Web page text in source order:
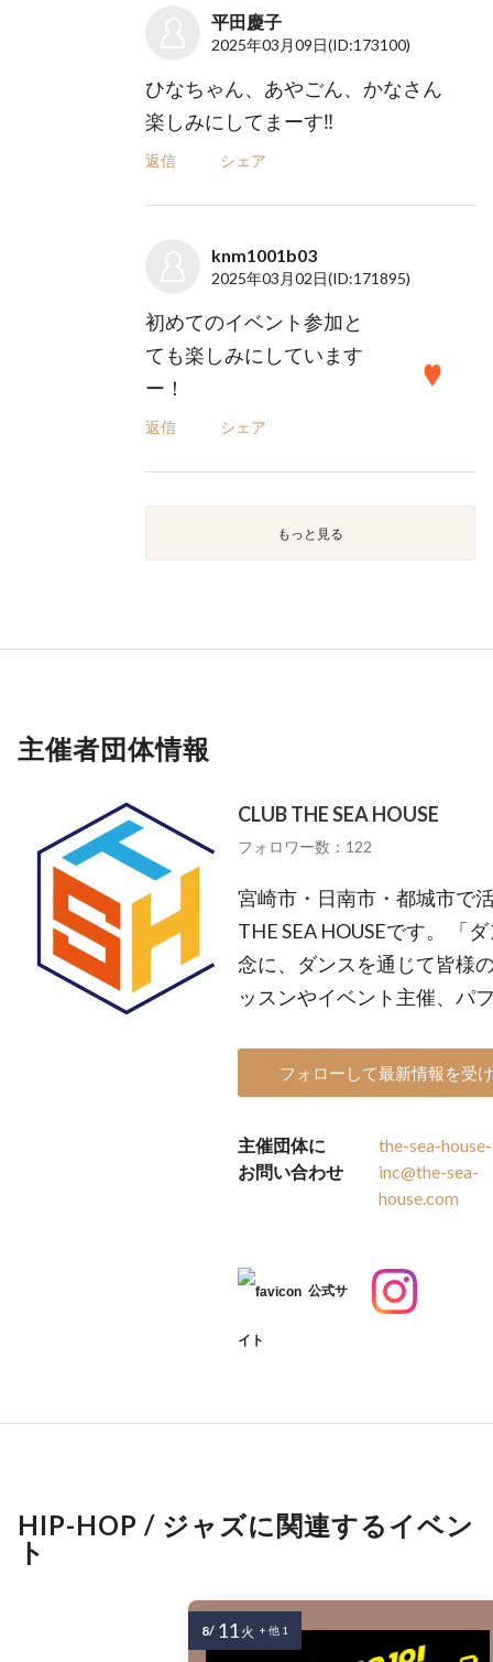
平田慶子
2025年03月09日(ID:173100)
ひなちゃん、あやごん、かなさん
楽しみにしてまーす‼️
返信 シェア
knm1001b03
2025年03月02日(ID:171895)
初めてのイベント参加と
ても楽しみにしています
ー！
返信 シェア
もっと見る
主催者団体情報
CLUB THE SEA HOUSE
フォロワー数：122
宮崎市・日南市・都城市で
THE SEA HOUSEです。 「
念に、ダンスを通じて皆様
ッスンやイベント主催、パ
フォローして最新情報を受
主催団体に
お問い合わせ
the-sea-house-
inc@the-sea-
house.com
公式サ
イト
HIP-HOP / ジャズに関連するイベン
ト
8/ 11 火 + 他 1